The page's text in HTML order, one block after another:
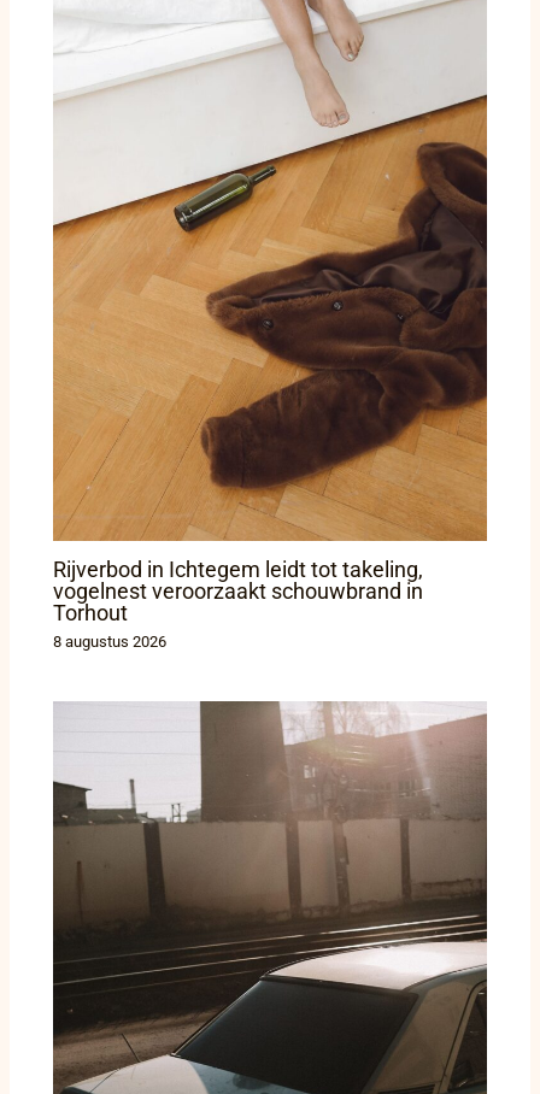
Rijverbod in Ichtegem leidt tot takeling,
vogelnest veroorzaakt schouwbrand in
Torhout
8 augustus 2026